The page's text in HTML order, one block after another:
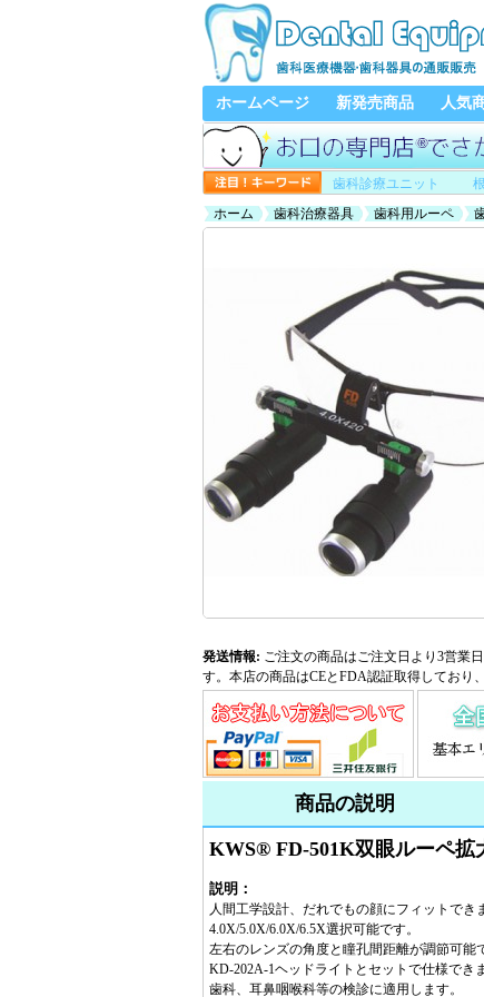
ホームページ 新発売商品 人気
歯科診療ユニット
ホーム
歯科治療器具 歯科用ルーペ
発送情報: ご注文の商品はご注文日より3営業
す。本店の商品はCEとFDA認証取得しており
商品の説明
KWS® FD-501K双眼ルーペ拡
説明：
人間工学設計、だれでもの顔にフィットでき
4.0X/5.0X/6.0X/6.5X選択可能です。
左右のレンズの角度と瞳孔間距離が調節可能
KD-202A-1ヘッドライトとセットで仕様でき
歯科、耳鼻咽喉科等の検診に適用します。